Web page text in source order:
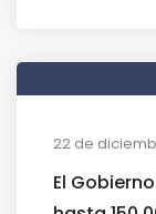
22 de
El